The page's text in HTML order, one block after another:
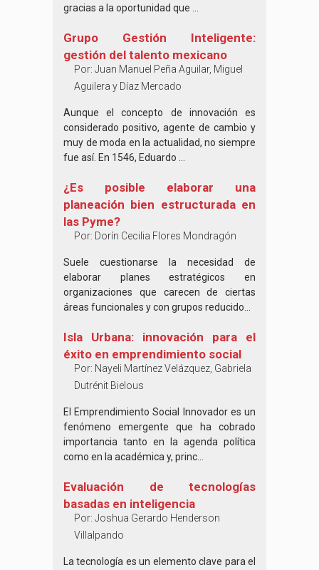
gracias a la oportunidad que ...
Grupo Gestión Inteligente:
gestión del talento mexicano
Por: Juan Manuel Peña Aguilar, Miguel
Aguilera y Díaz Mercado
Aunque el concepto de innovación es
considerado positivo, agente de cambio y
muy de moda en la actualidad, no siempre
fue así. En 1546, Eduardo ...
¿Es posible elaborar una
planeación bien estructurada en
las Pyme?
Por: Dorín Cecilia Flores Mondragón
Suele cuestionarse la necesidad de
elaborar planes estratégicos en
organizaciones que carecen de ciertas
áreas funcionales y con grupos reducido...
Isla Urbana: innovación para el
éxito en emprendimiento social
Por: Nayeli Martínez Velázquez, Gabriela
Dutrénit Bielous
El Emprendimiento Social Innovador es un
fenómeno emergente que ha cobrado
importancia tanto en la agenda política
como en la académica y, princ...
Evaluación de tecnologías
basadas en inteligencia
Por: Joshua Gerardo Henderson
Villalpando
La tecnología es un elemento clave para el